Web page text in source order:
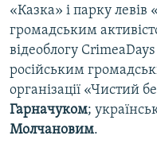
«Казка» і парку левів
громадським
відеоблогу CrimeaDays
російським
організації «Чистий
Гарначуком;
Молчановим.